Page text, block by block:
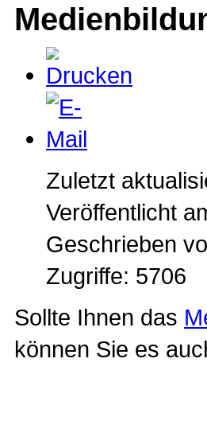
Zuletzt
Veröffentlicht
Geschrieben
Zugriffe: 5706
Sollte Ihnen das
können Sie es